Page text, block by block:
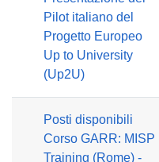
Pilot italiano del
Progetto Europeo
Up to University
(Up2U)
Posti disponibili
Corso GARR: MISP
Training (Rome) -